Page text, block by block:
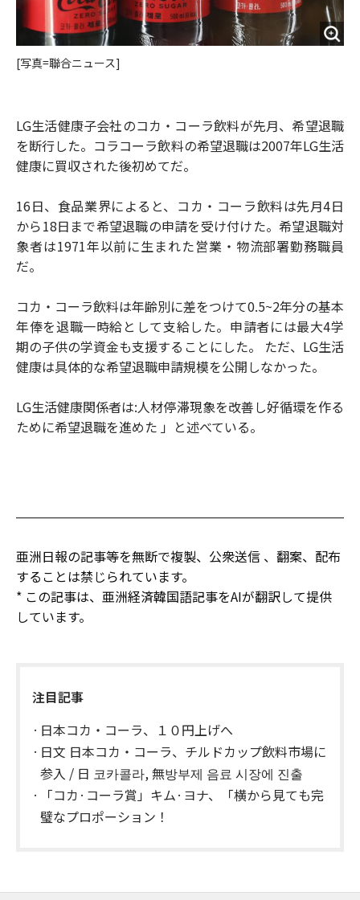
[写真=聯合ニュース]
LG生活健康子会社のコカ・コーラ飲料が先月、希望退職
を断行した。コラコーラ飲料の希望退職は2007年LG生活
健康に買収された後初めてだ。
16日、食品業界によると、コカ・コーラ飲料は先月4日
から18日まで希望退職の申請を受け付けた。希望退職対
象者は1971年以前に生まれた営業・物流部署勤務職員
だ。
コカ・コーラ飲料は年齢別に差をつけて0.5~2年分の基本
年俸を退職一時給として支給した。申請者には最大4学
期の子供の学資金も支援することにした。 ただ、LG生活
健康は具体的な希望退職申請規模を公開しなかった。
LG生活健康関係者は:人材停滞現象を改善し好循環を作る
ために希望退職を進めた 」と述べている。
亜洲日報の記事等を無断で複製、公衆送信 、翻案、配布
することは禁じられています。
* この記事は、亜洲経済韓国語記事をAIが翻訳して提供
しています。
注目記事
日本コカ・コーラ、１０円上げへ
日文 日本コカ・コーラ、チルドカップ飲料市場に
参入 / 日 코카콜라, 無방부제 음료 시장에 진출
「コカ·コーラ賞」キム·ヨナ、「横から見ても完
璧なプロポーション！